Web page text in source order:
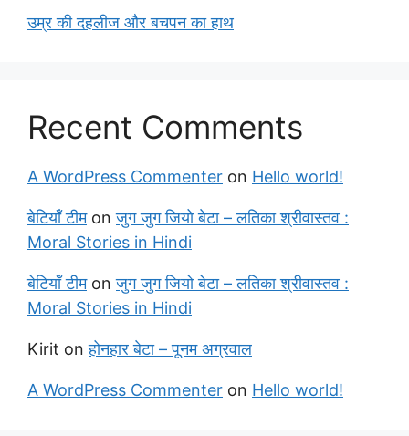
उम्र की दहलीज और बचपन का हाथ
Recent Comments
A WordPress Commenter on Hello world!
बेटियाँ टीमonजुग जुग जियो बेटा – लतिका श्रीवास्तव :
Moral Stories in Hindi
बेटियाँ टीमonजुग जुग जियो बेटा – लतिका श्रीवास्तव :
Moral Stories in Hindi
Kirit onहोनहार बेटा – पूनम अग्रवाल
A WordPress Commenter on Hello world!